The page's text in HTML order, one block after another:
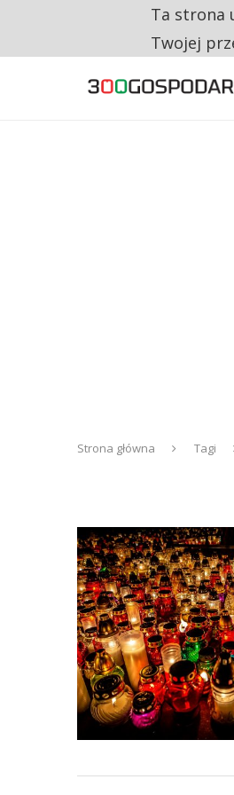
Strona główna Tagi
Ta strona
Twojej